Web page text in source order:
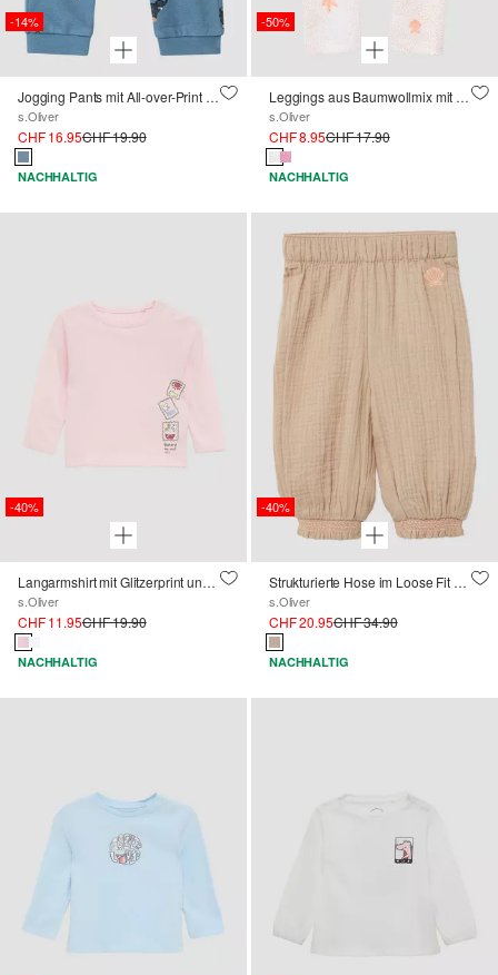
-14%
Jogging Pants mit All-over-Print aus Strukturjersey
s.Oliver
CHF 16.95CHF 19.90
NACHHALTIG
-50%
Leggings aus Baumwollmix mit All-over-Print
s.Oliver
CHF 8.95CHF 17.90
NACHHALTIG
-40%
Langarmshirt mit Glitzerprint und Mausezahnkante
s.Oliver
CHF 11.95CHF 19.90
NACHHALTIG
-40%
Strukturierte Hose im Loose Fit mit Smok-Details
s.Oliver
CHF 20.95CHF 34.90
NACHHALTIG